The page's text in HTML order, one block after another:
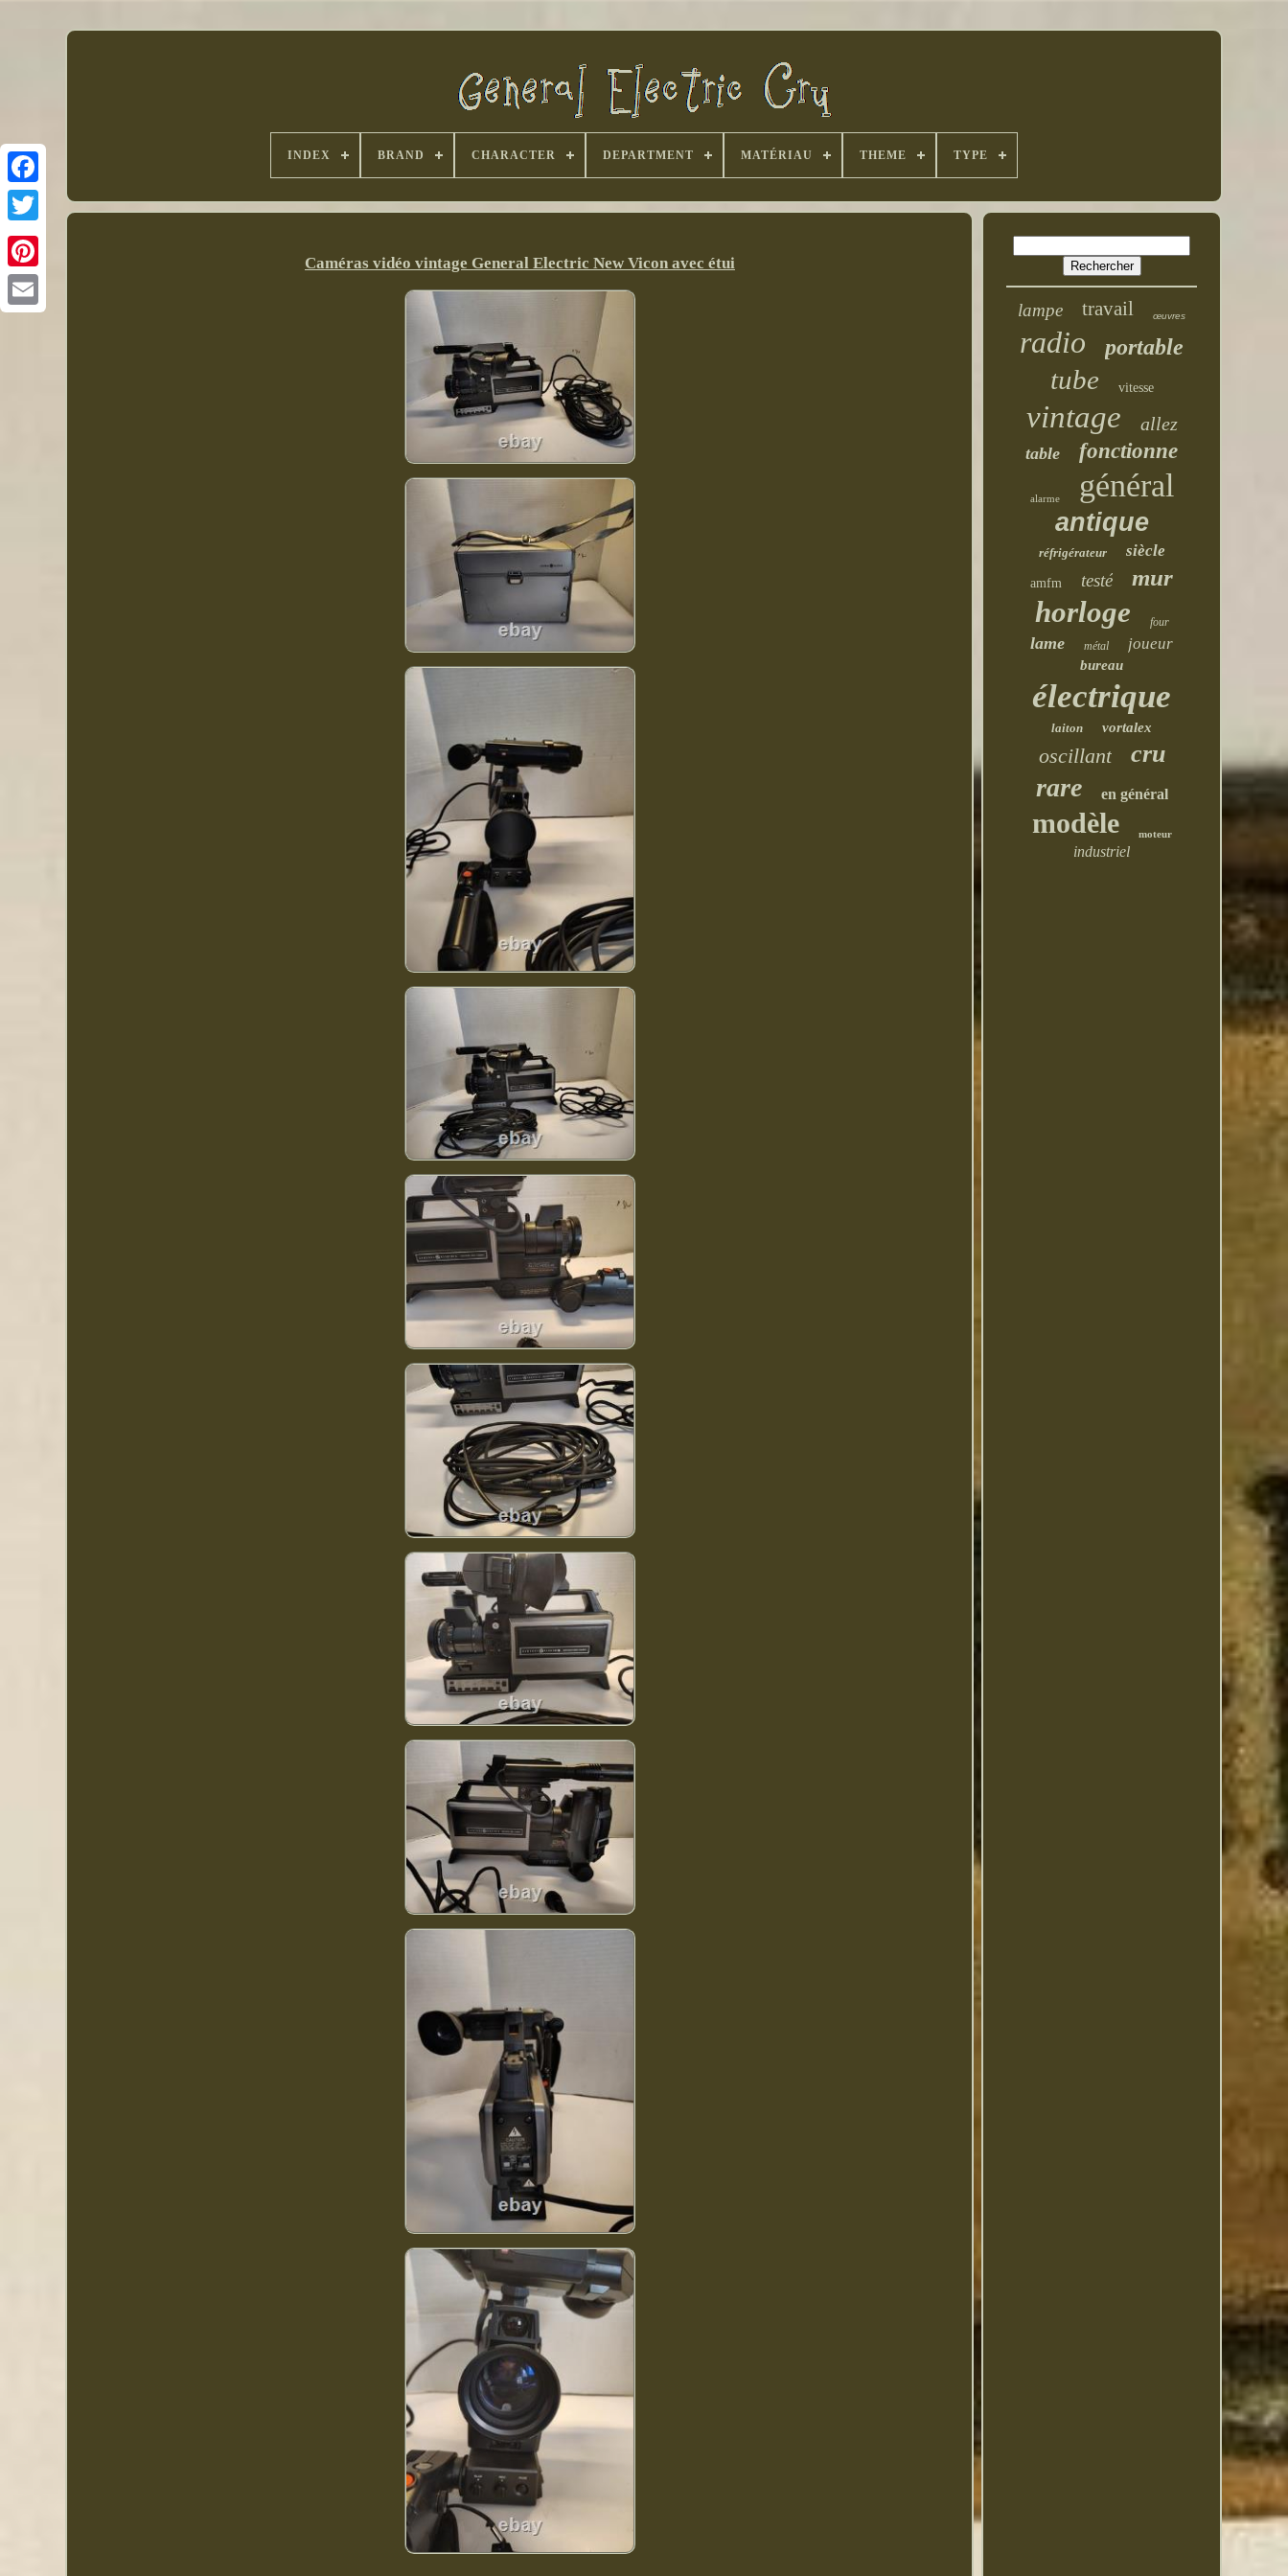
INDEX BRAND CHARACTER DEPARTMENT MATÉRIAU THEME TYPE
Caméras vidéo vintage General Electric New Vicon avec étui
lampe travail œuvres
radio portable
tube vitesse
vintage allez
table fonctionne
alarme général
antique
réfrigérateur siècle
amfm testé mur
horloge four
lame métal joueur
bureau
électrique
laiton vortalex
oscillant cru
rare en général
modèle moteur
industriel